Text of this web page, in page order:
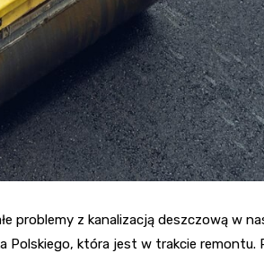
problemy z kanalizacją deszczową w
Polskiego, która jest w trakcie remontu.